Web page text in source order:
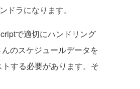
ラになります。
で適切にハンドリング
のスケジュールデータを
する必要があります。そ